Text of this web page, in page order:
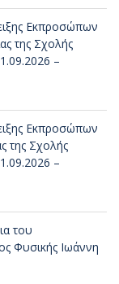
Εκπροσώπων
της Σχολής
–
Εκπροσώπων
της Σχολής
–
του
Φυσικής Ιωάννη